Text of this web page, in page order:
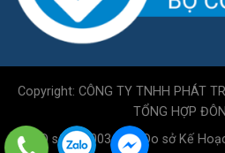
Copyright: CÔNG TY TNHH PHÁT
TỔNG HỢP
GPKD số 0110034717 Do sở Kế